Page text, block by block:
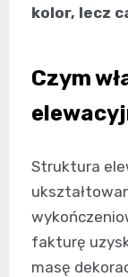
kolor, lecz
Czym
Struktura
fakturę
masę